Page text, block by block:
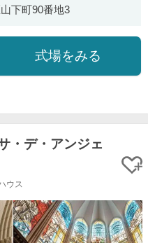
下町90番地3
式場をみる
・デ・アンジェ
ウス